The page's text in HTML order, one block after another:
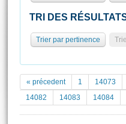
Pétitions
Documents
Projets de loi
Statistiques et
Documents de
( Constitution | Règlement
La Bibliothèque
Les archives
TRI DES
Trier par pertinence
« précedent 1 14073
14082
14083 14084